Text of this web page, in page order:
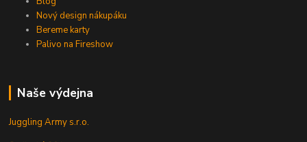
Nový design nákupáku
Bereme karty
Palivo na Fireshow
Naše výdejna
Juggling Army s.r.o.